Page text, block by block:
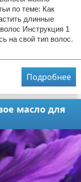
по теме: Как
длинные
Инструкция 1
на свой тип волос.
Подробнее
масло для